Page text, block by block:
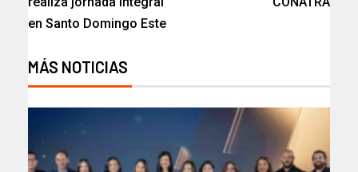
en Santo Domingo Este
MÁS NOTICIAS